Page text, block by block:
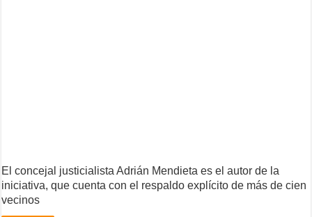
El concejal justicialista Adrián Mendieta es el autor de la
iniciativa, que cuenta con el respaldo explícito de más de cien
vecinos